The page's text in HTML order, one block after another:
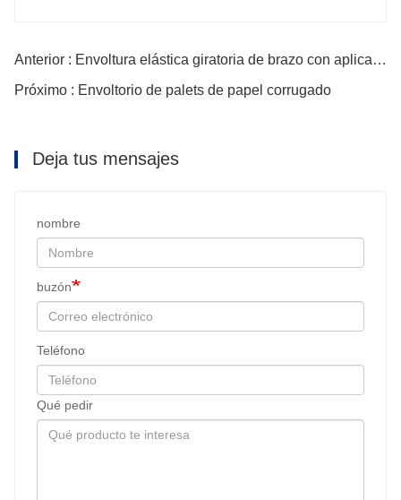
Anterior : Envoltura elástica giratoria de brazo con aplicador de esquina de papel
Próximo : Envoltorio de palets de papel corrugado
Deja tus mensajes
nombre
buzón
Teléfono
Qué pedir